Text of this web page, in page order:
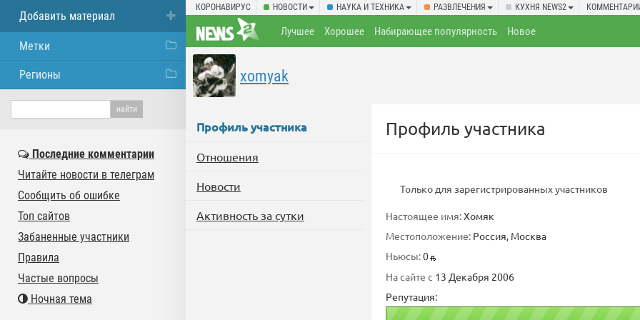
КОРОНАВИРУС НОВОСТИ НАУКА И ТЕХНИКА РАЗВЛЕЧЕНИЯ КУХНЯ NEWS2
Лучшее Хорошее Набирающее популярность Новое
xomyak
Профиль участника
Отношения
Новости
Активность за сутки
Профиль участника
Только для зарегистрированных участников
Настоящее имя:Хомяк
Местоположение: Россия, Москва
Ньюсы:0
На сайте с 13 Декабря 2006
Репутация:
Добавить материал
Метки
Регионы
Последние комментарии
Читайте новости в телеграм
Сообщить об ошибке
Топ сайтов
Забаненные участники
Правила
Частые вопросы
Ночная тема